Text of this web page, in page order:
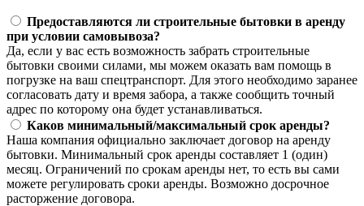
Предоставляются ли строительные бытовки в аренду
при условии самовывоза?
Да, если у вас есть возможность забрать строительные
бытовки своими силами, мы можем оказать вам помощь в
погрузке на ваш спецтранспорт. Для этого необходимо заранее
согласовать дату и время забора, а также сообщить точный
адрес по которому она будет устанавливаться.
Каков минимальный/максимальный срок аренды?
Наша компания официально заключает договор на аренду
бытовки. Минимальный срок аренды составляет 1 (один)
месяц. Ограничений по срокам аренды нет, то есть вы сами
можете регулировать сроки аренды. Возможно досрочное
расторжение договора.